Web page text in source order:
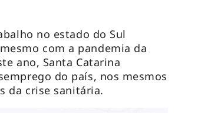
no estado do Sul
com a pandemia da
ano, Santa Catarina
do país, nos mesmos
da crise sanitária.